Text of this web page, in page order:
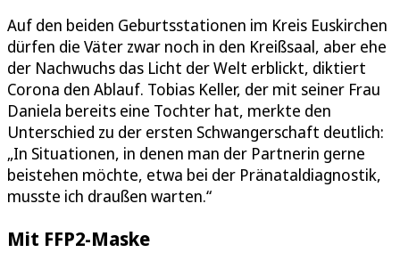
Auf den beiden Geburtsstationen im Kreis Euskirchen
dürfen die Väter zwar noch in den Kreißsaal, aber ehe
der Nachwuchs das Licht der Welt erblickt, diktiert
Corona den Ablauf. Tobias Keller, der mit seiner Frau
Daniela bereits eine Tochter hat, merkte den
Unterschied zu der ersten Schwangerschaft deutlich:
„In Situationen, in denen man der Partnerin gerne
beistehen möchte, etwa bei der Pränataldiagnostik,
musste ich draußen warten.“
Mit FFP2-Maske